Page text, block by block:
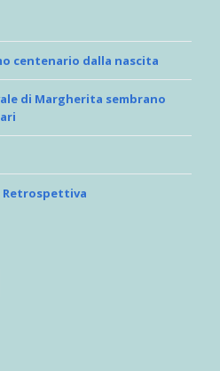
centenario dalla nascita
di Margherita sembrano
Retrospettiva